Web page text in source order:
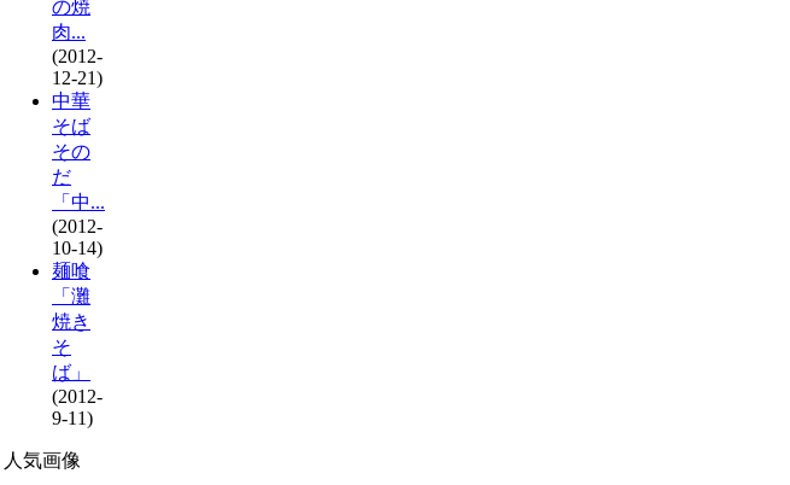
の焼
肉...
(2012-
12-21)
中華
そば
その
だ
「中...
(2012-
10-14)
麺喰
「灘
焼き
そ
ば」
(2012-
9-11)
人気画像